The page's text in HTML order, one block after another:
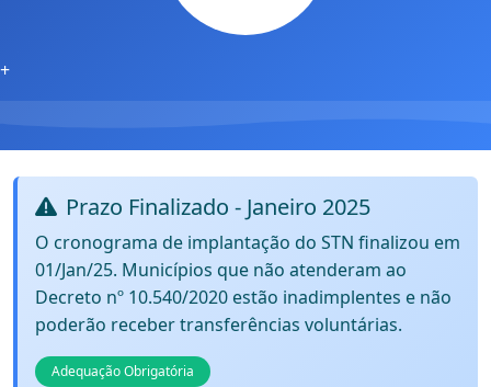
+
Prazo Finalizado - Janeiro 2025
O cronograma de implantação do STN finalizou em
01/Jan/25. Municípios que não atenderam ao
Decreto nº 10.540/2020 estão inadimplentes e não
poderão receber transferências voluntárias.
Adequação Obrigatória